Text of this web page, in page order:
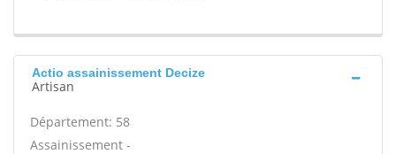
Actio assainissement Decize
Artisan
Département: 58
Assainissement -